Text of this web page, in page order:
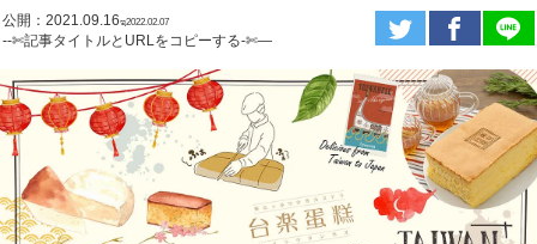
公開：2021.09.16ಇ2022.02.07
--✄記事タイトルとURLをコピーする-✄—